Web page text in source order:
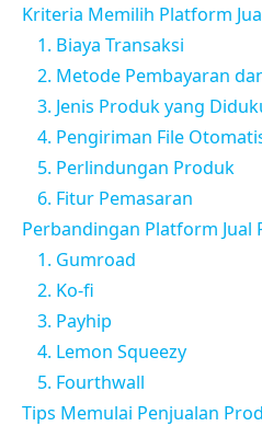
Kriteria Memilih Platform
1. Biaya Transaksi
2. Metode Pembayaran
3. Jenis Produk yang
4. Pengiriman File
5. Perlindungan Produk
6. Fitur Pemasaran
Perbandingan Platform Jual
1. Gumroad
2. Ko-fi
3. Payhip
4. Lemon Squeezy
5. Fourthwall
Tips Memulai Penjualan